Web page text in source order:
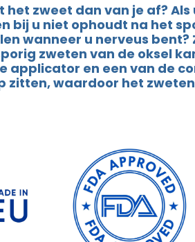
zweet dan van je af?
bij u niet ophoudt na het
wanneer u nerveus
zweten van de oksel
applicator en een van de
zitten, waardoor het